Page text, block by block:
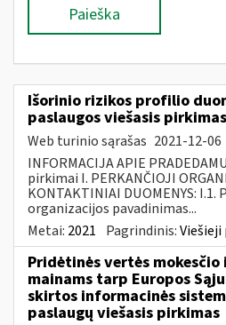
Paieška
Išorinio rizikos profilio
paslaugos viešasis pirkimas
Web turinio sąrašas 2021-12-06
INFORMACIJA APIE
pirkimai I. PERKANČIOJI
KONTAKTINIAI DUOMENYS: I.1.
organizacijos pavadinimas...
Metai: 2021 Pagrindinis:
Pridėtinės vertės
mainams tarp Europos
skirtos informacinės
paslaugų viešasis pirkimas